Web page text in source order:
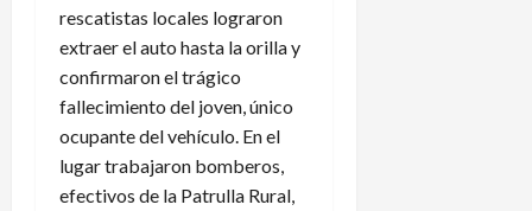
rescatistas locales lograron
extraer el auto hasta la orilla y
confirmaron el trágico
fallecimiento del joven, único
ocupante del vehículo. En el
lugar trabajaron bomberos,
efectivos de la Patrulla Rural,